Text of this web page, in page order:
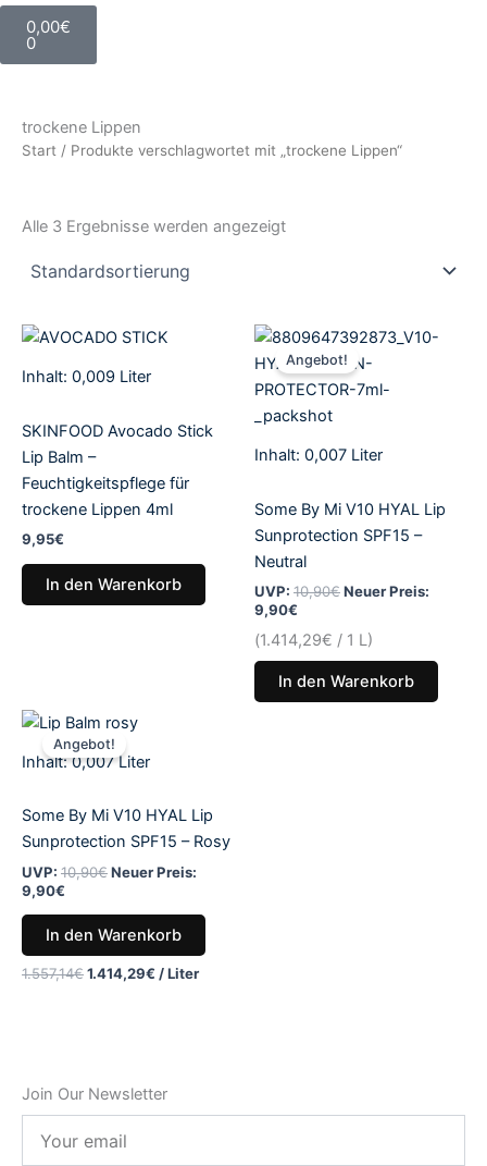
0,00€
0
Warenkorb
trockene Lippen
Start / Produkte verschlagwortet mit „trockene Lippen“
Alle 3 Ergebnisse werden angezeigt
Inhalt: 0,009 Liter
SKINFOOD Avocado Stick
Lip Balm –
Feuchtigkeitspflege für
trockene Lippen 4ml
9,95€
In den Warenkorb
Inhalt: 0,007 Liter
Angebot!
Some By Mi V10 HYAL Lip
Sunprotection SPF15 –
Neutral
UVP: 10,90€
Ursprünglicher
Preis
war:
10,90€
Neuer Preis:
9,90€
Aktueller
Preis
ist:
9,90€.
(1.414,29€ / 1 L)
In den Warenkorb
Inhalt: 0,007Liter
Angebot!
Some By Mi V10 HYAL Lip
Sunprotection SPF15 – Rosy
UVP: 10,90€
Ursprünglicher
Preis
war:
10,90€
Neuer Preis:
9,90€
Aktueller
Preis
ist:
9,90€.
In den Warenkorb
1.557,14€1.414,29€ /Liter
Join Our Newsletter
email